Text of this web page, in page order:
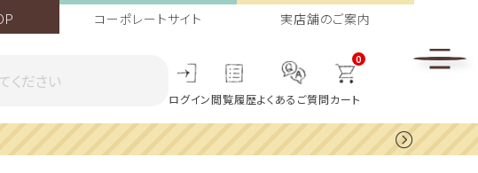
コーポレートサイト 実店舗のご案内
ログイン閲覧履歴よくあるご質問
0
カート